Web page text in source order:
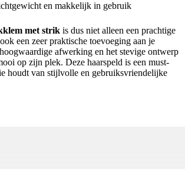
en makkelijk in gebruik
met strik is dus niet alleen een prachtige
een zeer praktische toevoeging aan je
afwerking en het stevige ontwerp
op zijn plek. Deze haarspeld is een must-
houdt van stijlvolle en gebruiksvriendelijke